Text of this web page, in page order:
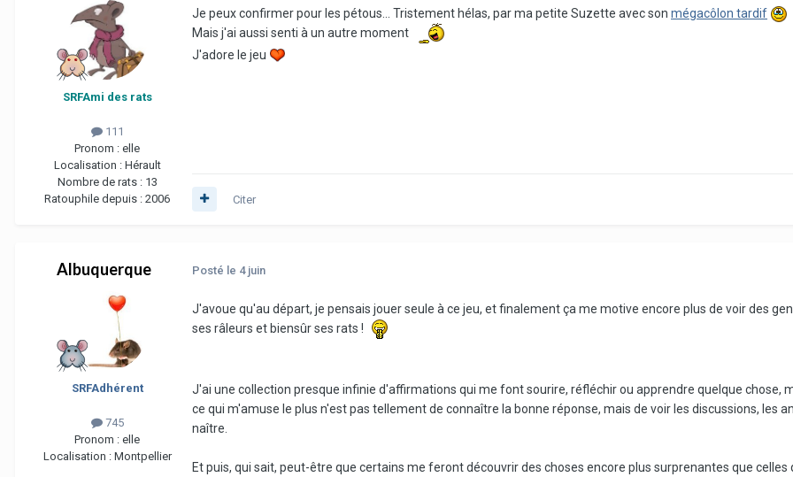
SRFAmi des rats
111
Pronom : elle
Localisation : Hérault
Nombre de rats : 13
Ratouphile depuis : 2006
Je peux confirmer pour les pétous... Tristement hélas, par ma petite Suzette avec son mégacôlon tardif
Mais j'ai aussi senti à un autre moment
J'adore le jeu
Citer
Albuquerque
SRFAdhérent
745
Pronom : elle
Localisation : Montpellier
Posté le 4 juin
J'avoue qu'au départ, je pensais jouer seule à ce jeu, et finalement ça me motive encore plus de voir des
ses râleurs et biensûr ses rats !
J'ai une collection presque infinie d'affirmations qui me font sourire, réfléchir ou apprendre quelque chose,
ce qui m'amuse le plus n'est pas tellement de connaître la bonne réponse, mais de voir les discussions,
naître.
Et puis, qui sait, peut-être que certains me feront découvrir des choses encore plus surprenantes que celles